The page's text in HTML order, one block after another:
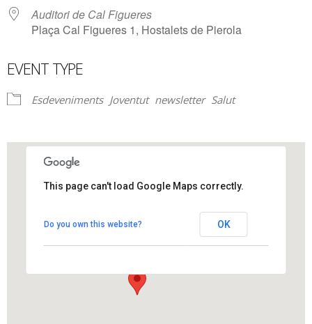
Auditori de Cal Figueres
Plaça Cal Figueres 1, Hostalets de Pierola
EVENT TYPE
Esdeveniments Joventut newsletter Salut
Plaça Cal Figueres 1 - Hostalets de Pierola
View Events
This page can't load Google Maps correctly.
Do you own this website? OK